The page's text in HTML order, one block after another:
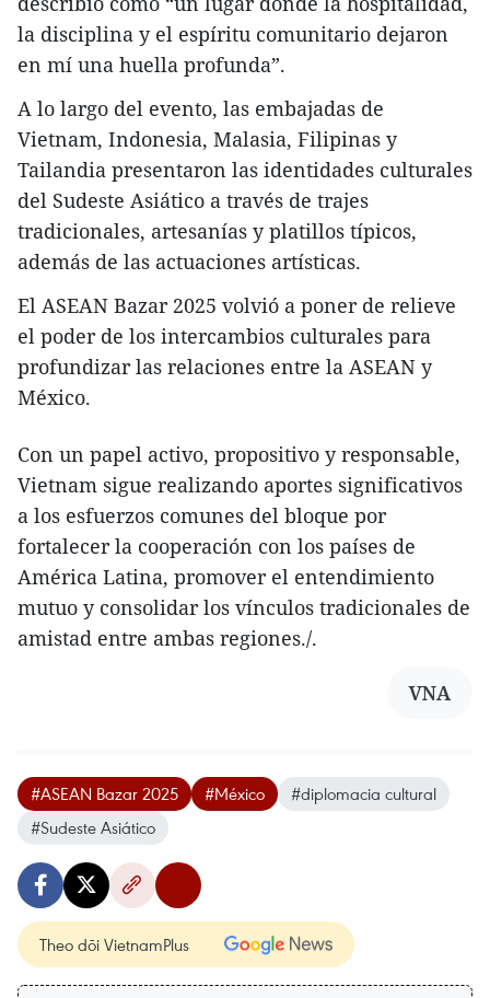
la disciplina y el espíritu comunitario dejaron
en mí una huella profunda”.
A lo largo del evento, las embajadas de
Vietnam, Indonesia, Malasia, Filipinas y
Tailandia presentaron las identidades culturales
del Sudeste Asiático a través de trajes
tradicionales, artesanías y platillos típicos,
además de las actuaciones artísticas.
El ASEAN Bazar 2025 volvió a poner de relieve
el poder de los intercambios culturales para
profundizar las relaciones entre la ASEAN y
México.
Con un papel activo, propositivo y responsable,
Vietnam sigue realizando aportes significativos
a los esfuerzos comunes del bloque por
fortalecer la cooperación con los países de
América Latina, promover el entendimiento
mutuo y consolidar los vínculos tradicionales de
amistad entre ambas regiones./.
VNA
#ASEAN Bazar 2025 #México
#diplomacia cultural
#Sudeste Asiático
Theo dõi VietnamPlus